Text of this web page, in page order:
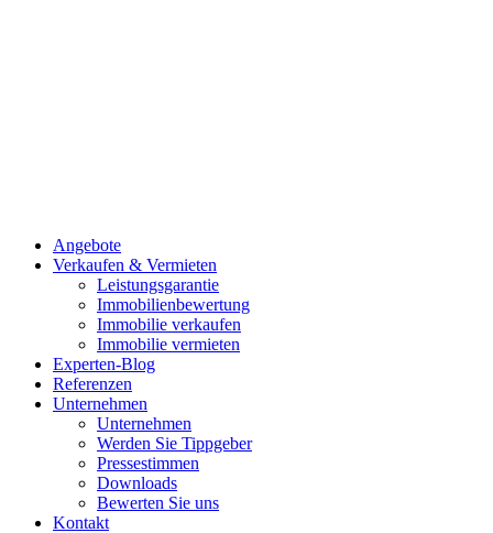
Angebote
Verkaufen & Vermieten
Leistungsgarantie
Immobilienbewertung
Immobilie verkaufen
Immobilie vermieten
Experten-Blog
Referenzen
Unternehmen
Unternehmen
Werden Sie Tippgeber
Pressestimmen
Downloads
Bewerten Sie uns
Kontakt